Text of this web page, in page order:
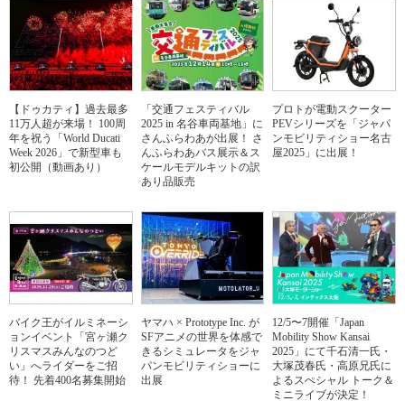
【ドゥカティ】過去最多
11万人超が来場！ 100周
年を祝う「World Ducati
Week 2026」で新型車も
初公開（動画あり）
「交通フェスティバル
2025 in 名谷車両基地」に
さんふらわあが出展！ さ
んふらわあバス展示＆ス
ケールモデルキットの訳
あり品販売
プロトが電動スクーター
PEVシリーズを「ジャパ
ンモビリティショー名古
屋2025」に出展！
バイク王がイルミネーシ
ョンイベント「宮ヶ瀬ク
リスマスみんなのつど
い」へライダーをご招
待！ 先着400名募集開始
ヤマハ × Prototype Inc. が
SFアニメの世界を体感で
きるシミュレータをジャ
パンモビリティショーに
出展
12/5〜7開催「Japan
Mobility Show Kansai
2025」にて千石清一氏・
大塚茂春氏・高原兄氏に
よるスぺシャル トーク＆
ミニライブが決定！